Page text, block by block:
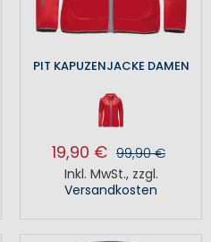
PIT KAPUZENJACKE DAMEN
19,90 € 99,90 €
Inkl. MwSt., zzgl.
Versandkosten